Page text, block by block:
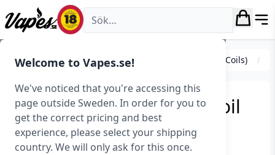
Welcome to Vapes.se!
We've noticed that you're accessing this
page outside Sweden. In order for you to
get the correct pricing and best
experience, please select your shipping
country. We will only ask for this once.
Vapes.se
Coils (Förbrännare) Standardcoils FreeMax (Coils)
FreeMax 904L X Mesh Coil
(5-pack)
Art.nr: 39777